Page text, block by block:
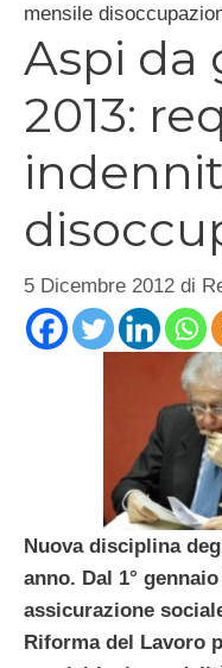
mensile
Aspi da
2013:
5 Dicembre 2012 di
Nuova disciplina
anno. Dal 1°
assicurazione
Riforma del Lavoro